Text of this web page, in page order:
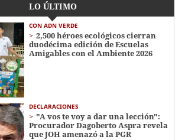
LO ÚLTIMO
CON ADN VERDE
2,500 héroes ecológicos cierran
duodécima edición de Escuelas
Amigables con el Ambiente 2026
DECLARACIONES
"A vos te voy a dar una lección":
Procurador Dagoberto Aspra revela
que JOH amenazó a la PGR